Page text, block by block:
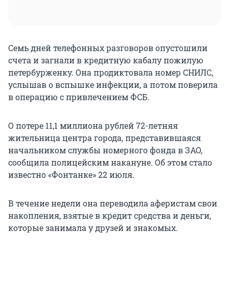
Семь дней телефонных разговоров опустошили
счета и загнали в кредитную кабалу пожилую
петербурженку. Она продиктовала номер СНИЛС,
услышав о вспышке инфекции, а потом поверила
в операцию с привлечением ФСБ.
О потере 11,1 миллиона рублей 72-летняя
жительница центра города, представившаяся
начальником службы номерного фонда в ЗАО,
сообщила полицейским накануне. Об этом стало
известно «Фонтанке» 22 июля.
В течение недели она переводила аферистам свои
накопления, взятые в кредит средства и деньги,
которые занимала у друзей и знакомых.